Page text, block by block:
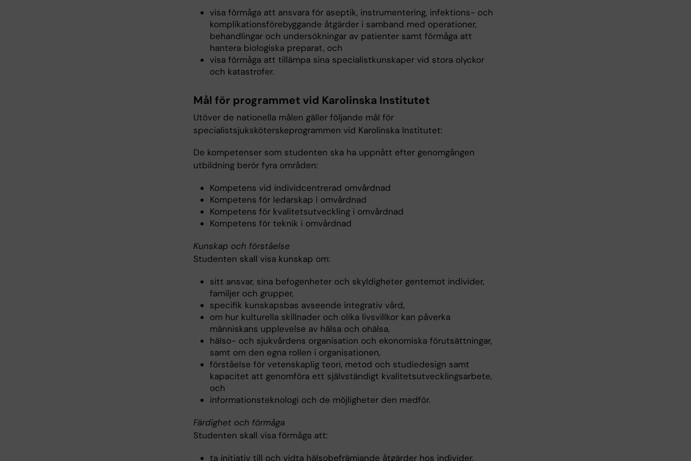
visa förmåga att ansvara för aseptik, instrumentering, infektions- och
komplikationsförebyggande åtgärder i samband med operationer,
behandlingar och undersökningar av patienter samt förmåga att
hantera biologiska preparat, och
visa förmåga att tillämpa sina specialistkunskaper vid stora olyckor
och katastrofer.
Mål för programmet vid Karolinska Institutet
Utöver de nationella målen gäller följande mål för
specialistsjuksköterskeprogrammen vid Karolinska Institutet:
De kompetenser som studenten ska ha uppnått efter genomgången
utbildning berör fyra områden:
Kompetens vid individcentrerad omvårdnad
Kompetens för ledarskap i omvårdnad
Kompetens för kvalitetsutveckling i omvårdnad
Kompetens för teknik i omvårdnad
Kunskap och förståelse
Studenten skall visa kunskap om:
sitt ansvar, sina befogenheter och skyldigheter gentemot individer,
familjer och grupper,
specifik kunskapsbas avseende integrativ vård,
om hur kulturella skillnader och olika livsvillkor kan påverka
människans upplevelse av hälsa och ohälsa,
hälso- och sjukvårdens organisation och ekonomiska förutsättningar,
samt om den egna rollen i organisationen,
förståelse för vetenskaplig teori, metod och studiedesign samt
kapacitet att genomföra ett självständigt kvalitetsutvecklingsarbete,
och
informationsteknologi och de möjligheter den medför.
Färdighet och förmåga
Studenten skall visa förmåga att:
ta initiativ till och vidta hälsobefrämjande åtgärder hos individer,